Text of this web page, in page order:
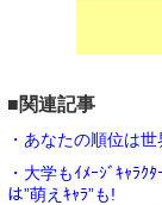
■関連記事
・あなたの順位は
・大学もｲﾒｰｼﾞｷｬﾗｸ
は”萌えｷｬﾗ”も!